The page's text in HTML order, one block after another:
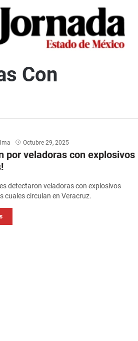
Con
Octubre 29, 2025
por veladoras con explosivos
detectaron veladoras con explosivos
cuales circulan en Veracruz.